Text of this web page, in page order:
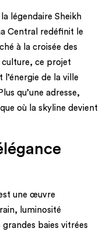
légendaire Sheikh
Central redéfinit le
à la croisée des
ce projet
de la ville
qu’une adresse,
où la skyline devient
une œuvre
luminosité
baies vitrées